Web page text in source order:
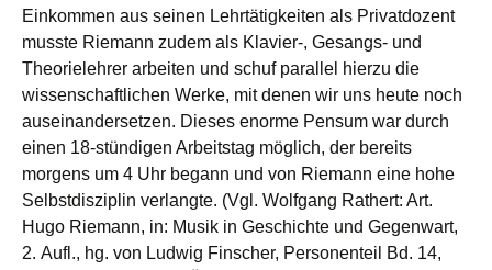
Einkommen aus seinen Lehrtätigkeiten als Privatdozent
musste Riemann zudem als Klavier-, Gesangs- und
Theorielehrer arbeiten und schuf parallel hierzu die
wissenschaftlichen Werke, mit denen wir uns heute noch
auseinandersetzen. Dieses enorme Pensum war durch
einen 18-stündigen Arbeitstag möglich, der bereits
morgens um 4 Uhr begann und von Riemann eine hohe
Selbstdisziplin verlangte. (Vgl. Wolfgang Rathert: Art.
Hugo Riemann, in: Musik in Geschichte und Gegenwart,
2. Aufl., hg. von Ludwig Finscher, Personenteil Bd. 14,